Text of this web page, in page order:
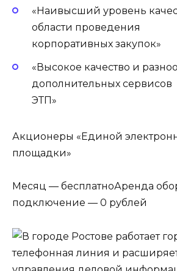
«Наивысший уровень
области проведения
корпоративных закупок»
«Высокое качество и
дополнительных сервисов
ЭТП»
Акционеры «Единой
площадки»
Месяц — бесплатноАренда
подключение — 0 рублей